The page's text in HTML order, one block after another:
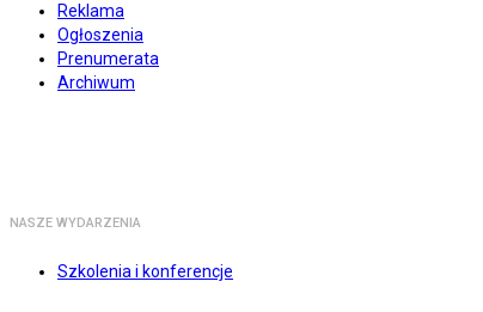
Reklama
Ogłoszenia
Prenumerata
Archiwum
NASZE WYDARZENIA
Szkolenia i konferencje